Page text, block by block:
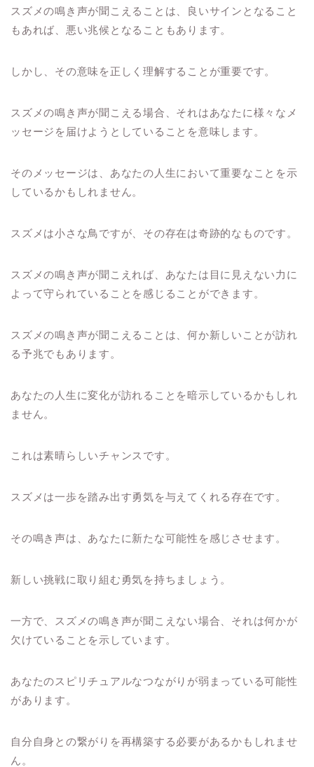
スズメの鳴き声が聞こえることは、良いサインとなること
もあれば、悪い兆候となることもあります。
しかし、その意味を正しく理解することが重要です。
スズメの鳴き声が聞こえる場合、それはあなたに様々なメ
ッセージを届けようとしていることを意味します。
そのメッセージは、あなたの人生において重要なことを示
しているかもしれません。
スズメは小さな鳥ですが、その存在は奇跡的なものです。
スズメの鳴き声が聞こえれば、あなたは目に見えない力に
よって守られていることを感じることができます。
スズメの鳴き声が聞こえることは、何か新しいことが訪れ
る予兆でもあります。
あなたの人生に変化が訪れることを暗示しているかもしれ
ません。
これは素晴らしいチャンスです。
スズメは一歩を踏み出す勇気を与えてくれる存在です。
その鳴き声は、あなたに新たな可能性を感じさせます。
新しい挑戦に取り組む勇気を持ちましょう。
一方で、スズメの鳴き声が聞こえない場合、それは何かが
欠けていることを示しています。
あなたのスピリチュアルなつながりが弱まっている可能性
があります。
自分自身との繋がりを再構築する必要があるかもしれませ
ん。